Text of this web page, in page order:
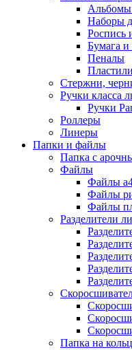
Альбомы
Наборы
Роспись
Бумага и
Пеналы
Стержни,
Ручки класса
Ручки
Роллеры
Линеры
Папки и файлы
Папка с
Файлы
Файлы
Файлы
Файлы
Разделители
Папка на